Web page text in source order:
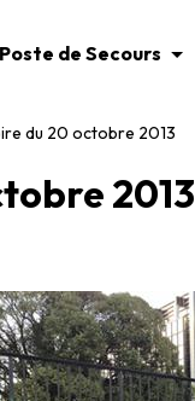
Poste de Secours
du 20 octobre 2013
2013